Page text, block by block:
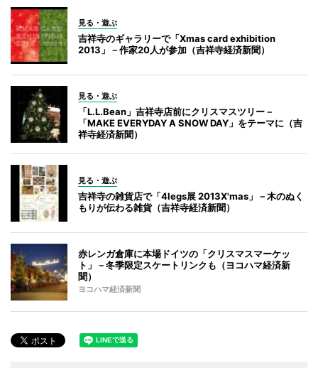
見る・遊ぶ
吉祥寺のギャラリーで「Xmas card exhibition
2013」－作家20人が参加（吉祥寺経済新聞）
見る・遊ぶ
「L.L.Bean」吉祥寺店前にクリスマスツリー－
「MAKE EVERYDAY A SNOW DAY」をテーマに（吉
祥寺経済新聞）
見る・遊ぶ
吉祥寺の雑貨店で「4legs展 2013X'mas」－木のぬく
もりが伝わる雑貨（吉祥寺経済新聞）
赤レンガ倉庫に本場ドイツの「クリスマスマーケッ
ト」－冬季限定スケートリンクも（ヨコハマ経済新
聞）
ヨコハマ経済新聞